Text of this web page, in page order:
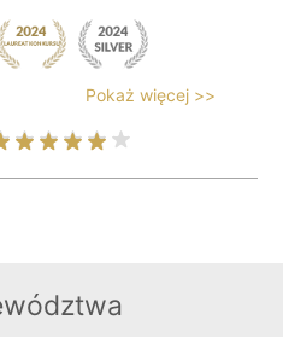
Pokaż więcej >>